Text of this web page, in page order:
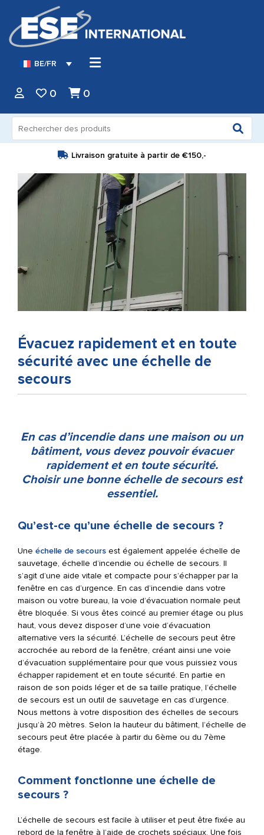
BE/FR
0 0
pour :
Livraison gratuite à partir de €150,-
Évacuez rapidement et en toute
sécurité avec une échelle de
secours
En cas d’incendie dans une maison ou un
bâtiment, vous devez pouvoir évacuer
rapidement et en toute sécurité.
Choisir une bonne échelle de secours est
essentiel.
Qu’est-ce qu’une échelle de secours ?
Une échelle de secours est également appelée échelle de
sauvetage, échelle d’incendie ou échelle de secours. Il
s’agit d’une aide vitale et compacte pour s’échapper par la
fenêtre en cas d’urgence. En cas d’incendie dans votre
maison ou votre bureau, la voie d’évacuation normale peut
être bloquée. Si vous êtes coincé au premier étage ou plus
haut, vous devez disposer d’une voie d’évacuation
alternative vers la sécurité. L’échelle de secours peut être
accrochée au rebord de la fenêtre, créant ainsi une voie
d’évacuation supplémentaire pour que vous puissiez vous
échapper rapidement et en toute sécurité. En partie en
raison de son poids léger et de sa taille pratique, l’échelle
de secours est un outil de sauvetage en cas d’urgence.
Nous mettons à votre disposition des échelles de secours
jusqu’à 20 mètres. Selon la hauteur du bâtiment, l’échelle de
secours peut être placée à partir du 6ème ou du 7ème
étage.
Comment fonctionne une échelle de
secours ?
L’échelle de secours est facile à utiliser et peut être fixée au
rebord de la fenêtre à l’aide de crochets spéciaux. Une fois